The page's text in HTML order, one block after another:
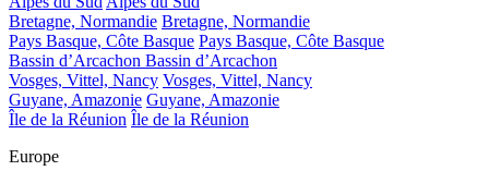
Bretagne, Normandie Bretagne, Normandie
Pays Basque, Côte Basque Pays Basque, Côte Basque
Bassin d’Arcachon Bassin d’Arcachon
Vosges, Vittel, Nancy Vosges, Vittel, Nancy
Guyane, Amazonie Guyane, Amazonie
Île de la Réunion Île de la Réunion
Europe